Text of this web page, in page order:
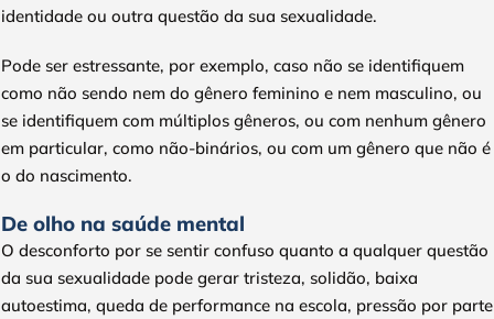
identidade ou outra questão da sua sexualidade.
Pode ser estressante, por exemplo, caso não se identifiquem
como não sendo nem do gênero feminino e nem masculino, ou
se identifiquem com múltiplos gêneros, ou com nenhum gênero
em particular, como não-binários, ou com um gênero que não é
o do nascimento.
De olho na saúde mental
O desconforto por se sentir confuso quanto a qualquer questão
da sua sexualidade pode gerar tristeza, solidão, baixa
autoestima, queda de performance na escola, pressão por parte